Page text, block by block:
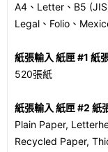
A4、Letter、B5
Legal、Folio、
紙張輸入 紙匣 #1 紙
520張紙
紙張輸入 紙匣 #2 紙
Plain Paper,
Recycled Paper,